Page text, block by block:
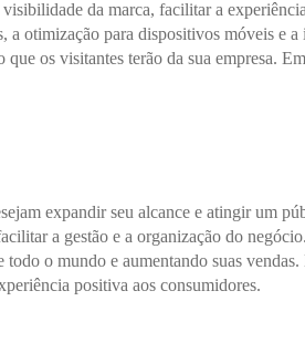
da marca, facilitar a
otimização para dispositivos móveis e
os visitantes terão da sua empresa.
expandir seu alcance e atingir um
a gestão e a organização do
o mundo e aumentando suas
positiva aos consumidores.